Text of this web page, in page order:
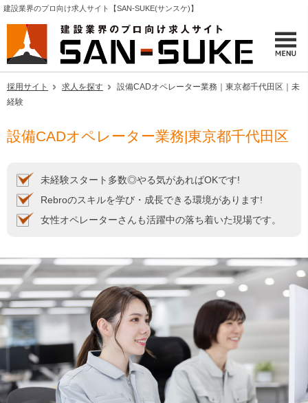
建設業界のプロ向け求人サイト【SAN-SUKE(サンスケ)】
採用サイト 求人を探す
設備CADオペレーター業務｜東京都千代田区｜未
経験
設備CADオペレーター業務|東京都千代田区
未経験スタート多数◎やる気があればOKです!
Rebroのスキルを学び・成長できる環境があります!
女性オペレーターさんも活躍中の落ち着いた現場です。